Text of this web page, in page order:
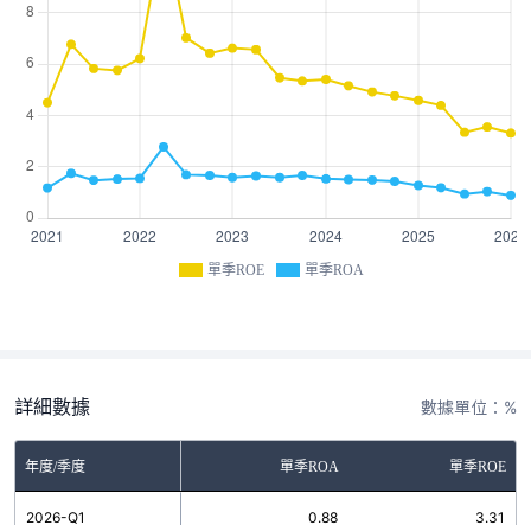
單季ROE 單季ROA
詳細數據 數據單位：%
年度/季度 單季ROA 單季ROE
2026-Q1 0.88 3.31